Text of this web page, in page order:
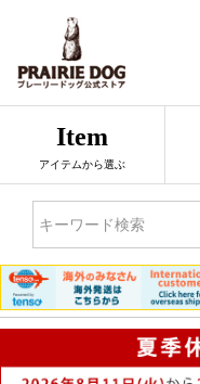
Item
アイテムから選ぶ